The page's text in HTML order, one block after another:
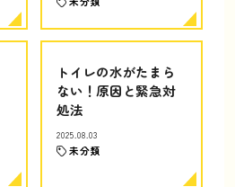
トイレの水がたまら
ない！原因と緊急対
処法
2025.08.03
未分類